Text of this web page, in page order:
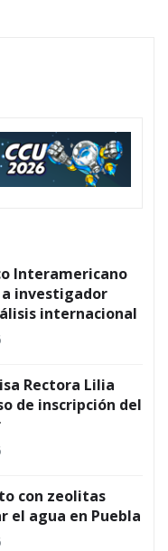
Interamericano
investigador
internacional
Rectora Lilia
de inscripción del
con zeolitas
el agua en Puebla